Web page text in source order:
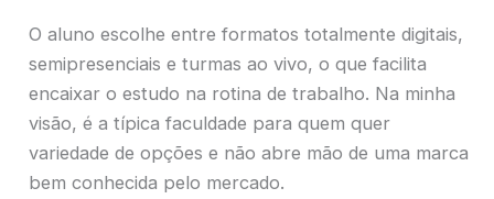
O aluno escolhe entre formatos totalmente digitais,
semipresenciais e turmas ao vivo, o que facilita
encaixar o estudo na rotina de trabalho. Na minha
visão, é a típica faculdade para quem quer
variedade de opções e não abre mão de uma marca
bem conhecida pelo mercado.